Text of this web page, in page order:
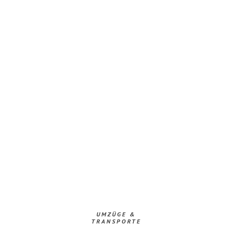
UMZÜGE &
TRANSPORTE